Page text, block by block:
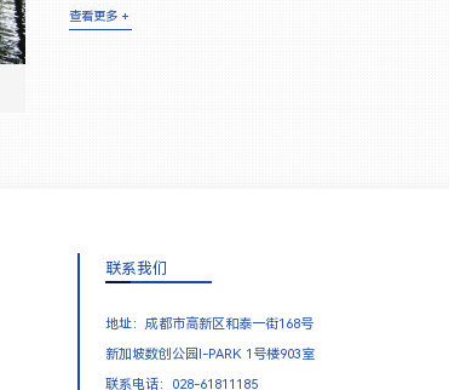
查看更多 +
联系我们
地址：成都市高新区和泰一街168号
新加坡数创公园I-PARK 1号楼903室
联系电话：028-61811185